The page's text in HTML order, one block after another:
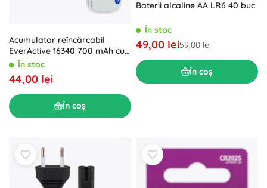
Acumulator reîncărcabil
EverActive 16340 700 mAh cu
micro USB
În stoc
44,00 lei
În coș
Baterii alcaline AA LR6 40 buc
În stoc
49,00 lei59,00 lei
În coș